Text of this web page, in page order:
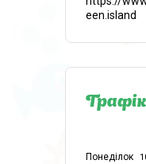
een.island
Понеділок